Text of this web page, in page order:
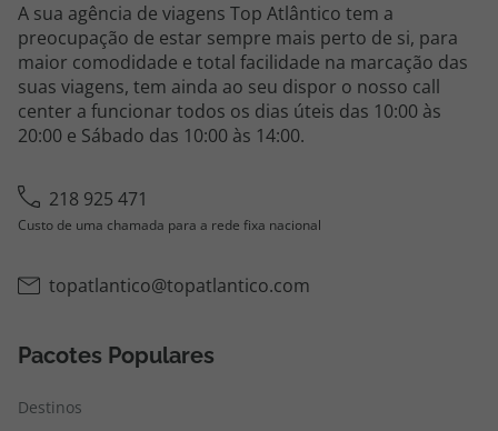
A sua agência de viagens Top Atlântico tem a
preocupação de estar sempre mais perto de si, para
maior comodidade e total facilidade na marcação das
suas viagens, tem ainda ao seu dispor o nosso call
center a funcionar todos os dias úteis das 10:00 às
20:00 e Sábado das 10:00 às 14:00.
218 925 471
Custo de uma chamada para a rede fixa nacional
topatlantico@topatlantico.com
Pacotes Populares
Destinos